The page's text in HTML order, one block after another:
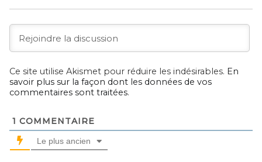
Ce site utilise Akismet pour réduire les indésirables. En
savoir plus sur la façon dont les données de vos
commentaires sont traitées.
1 COMMENTAIRE
Le plus ancien